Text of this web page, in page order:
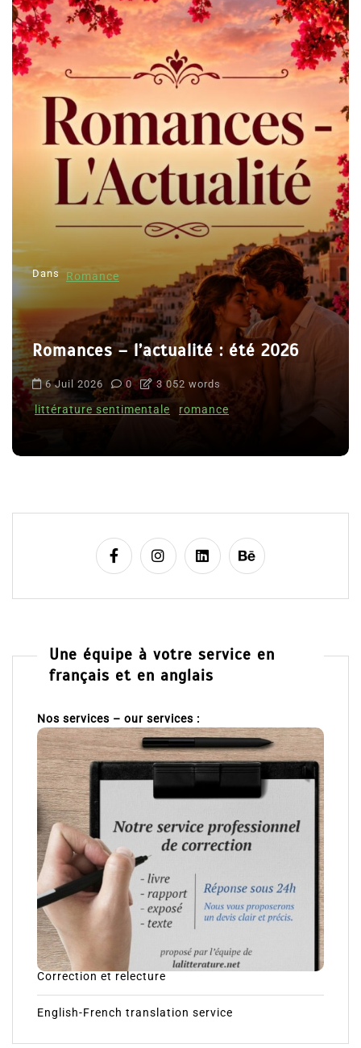
Dans Romance
Romances – l’actualité : été 2026
6 Juil 2026 0 3 052 words
littérature sentimentale romance
Une équipe à votre service en
français et en anglais
Nos services – our services :
Correction et relecture
English-French translation service